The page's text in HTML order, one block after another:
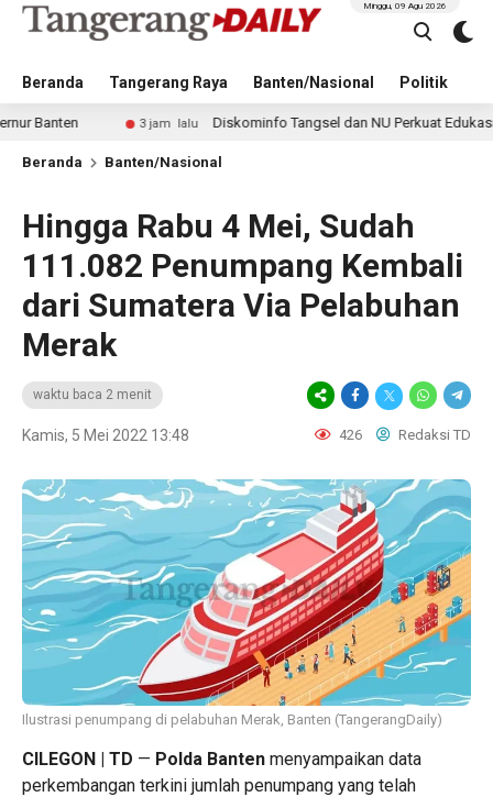
Beranda Tangerang Raya Banten/Nasional Politik
Minggu, 09 Agu 2026
3 jam lalu Diskominfo Tangsel dan NU Perkuat Edukasi Digital
Beranda Banten/Nasional
Hingga Rabu 4 Mei, Sudah
111.082 Penumpang Kembali
dari Sumatera Via Pelabuhan
Merak
waktu baca 2 menit
Kamis, 5 Mei 2022 13:48 426 Redaksi TD
Ilustrasi penumpang di pelabuhan Merak, Banten (TangerangDaily)
CILEGON | TD — Polda Banten menyampaikan data
perkembangan terkini jumlah penumpang yang telah